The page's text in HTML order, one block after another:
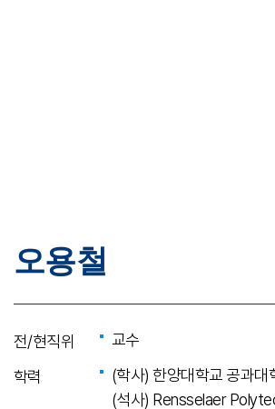
오용철
전/현직위
교수
학력
(학사) 한양대학교 공과대
(석사) Rensselaer